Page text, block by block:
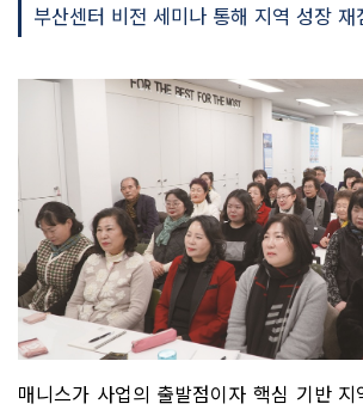
부산센터 비전 세미나 통해 지역 성장 재
매니스가 사업의 출발점이자 핵심 기반 지